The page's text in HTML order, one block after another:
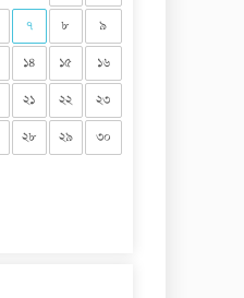
৭ ৮
৯
১৪ ১৫
১৬
২১ ২২
২৩
২৮ ২৯
৩০